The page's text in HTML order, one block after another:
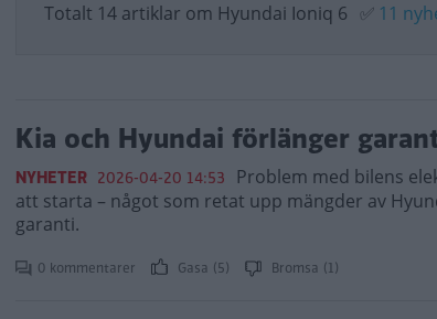
Totalt 14 artiklar om Hyundai Ioniq 6 ✅ 11
Kia och Hyundai förlänger
NYHETER 2026-04-20 14:53 Problem med bilens
att starta – något som retat upp mängder av
garanti.
0 kommentarer Gasa (5) Bromsa (1)